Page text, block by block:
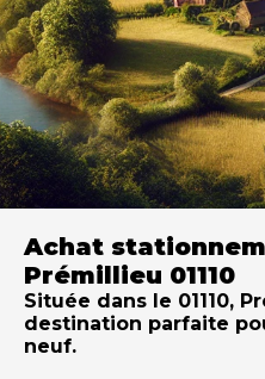
Achat
Prémillieu 01110
Située dans le 01110,
destination parfaite
neuf.